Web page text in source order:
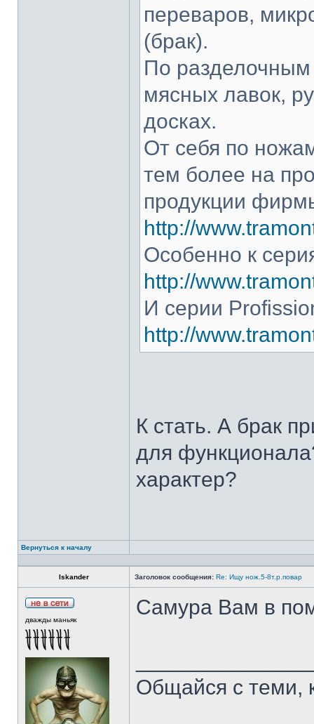
переваров,
(брак).
По разделочным
мясных лавок,
досках.
От себя по
тем более на
продукции
http://
Особенно к
http://
И серии
http://
К стать. А брак
для
характер?
Вернуться к началу
Iskander Заголовок сообщения: Re: Ищу нож.5-8т.р.повар
дважды маньяк
Самура Вам в
Общайся с теми,